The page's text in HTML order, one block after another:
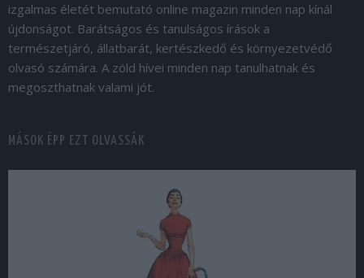
izgalmas életét bemutató online magazin minden nap kínál
újdonságot. Barátságos és tanulságos írások a
természetjáró, állatbarát, kertészkedő és környezetvédő
olvasó számára. A zöld hívei minden nap tanulhatnak és
megoszthatnak valami jót.
MÁSOK ÉPP EZT OLVASSÁK